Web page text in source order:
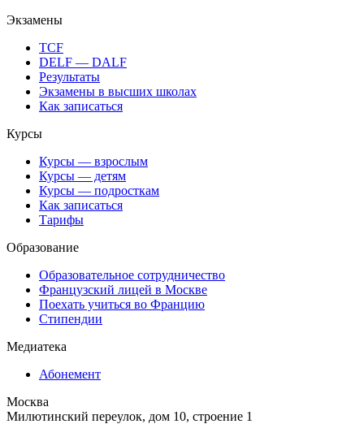
Экзамены
TCF
DELF — DALF
Результаты
Экзамены в высших школах
Как записаться
Курсы
Курсы — взрослым
Курсы — детям
Курсы — подросткам
Как записаться
Тарифы
Образование
Образовательное сотрудничество
Французский лицей в Москве
Поехать учиться во Францию
Стипендии
Медиатека
Абонемент
Москва
Милютинский переулок, дом 10, строение 1